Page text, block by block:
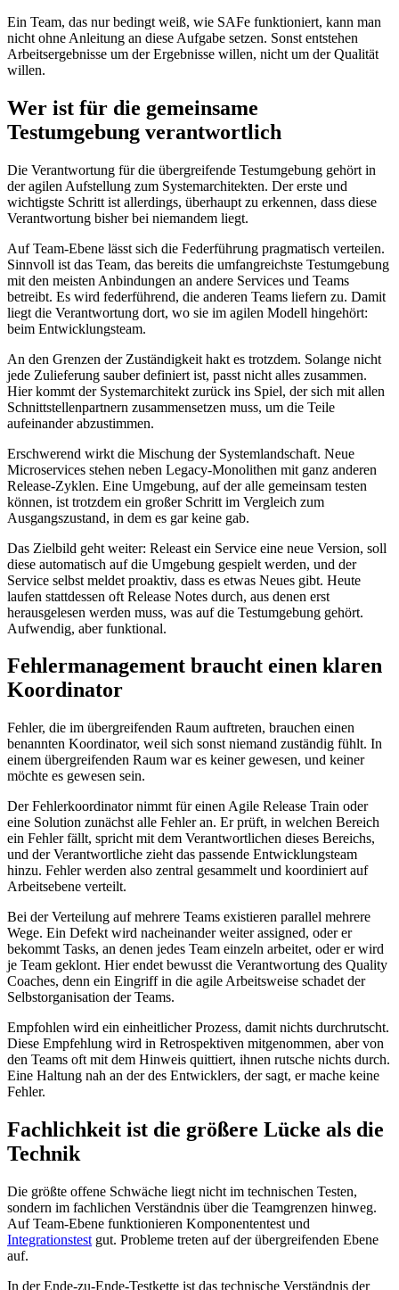
Ein Team, das nur bedingt weiß, wie SAFe funktioniert, kann man
nicht ohne Anleitung an diese Aufgabe setzen. Sonst entstehen
Arbeitsergebnisse um der Ergebnisse willen, nicht um der Qualität
willen.
Wer ist für die gemeinsame
Testumgebung verantwortlich
Die Verantwortung für die übergreifende Testumgebung gehört in
der agilen Aufstellung zum Systemarchitekten. Der erste und
wichtigste Schritt ist allerdings, überhaupt zu erkennen, dass diese
Verantwortung bisher bei niemandem liegt.
Auf Team-Ebene lässt sich die Federführung pragmatisch verteilen.
Sinnvoll ist das Team, das bereits die umfangreichste Testumgebung
mit den meisten Anbindungen an andere Services und Teams
betreibt. Es wird federführend, die anderen Teams liefern zu. Damit
liegt die Verantwortung dort, wo sie im agilen Modell hingehört:
beim Entwicklungsteam.
An den Grenzen der Zuständigkeit hakt es trotzdem. Solange nicht
jede Zulieferung sauber definiert ist, passt nicht alles zusammen.
Hier kommt der Systemarchitekt zurück ins Spiel, der sich mit allen
Schnittstellenpartnern zusammensetzen muss, um die Teile
aufeinander abzustimmen.
Erschwerend wirkt die Mischung der Systemlandschaft. Neue
Microservices stehen neben Legacy-Monolithen mit ganz anderen
Release-Zyklen. Eine Umgebung, auf der alle gemeinsam testen
können, ist trotzdem ein großer Schritt im Vergleich zum
Ausgangszustand, in dem es gar keine gab.
Das Zielbild geht weiter: Releast ein Service eine neue Version, soll
diese automatisch auf die Umgebung gespielt werden, und der
Service selbst meldet proaktiv, dass es etwas Neues gibt. Heute
laufen stattdessen oft Release Notes durch, aus denen erst
herausgelesen werden muss, was auf die Testumgebung gehört.
Aufwendig, aber funktional.
Fehlermanagement braucht einen klaren
Koordinator
Fehler, die im übergreifenden Raum auftreten, brauchen einen
benannten Koordinator, weil sich sonst niemand zuständig fühlt. In
einem übergreifenden Raum war es keiner gewesen, und keiner
möchte es gewesen sein.
Der Fehlerkoordinator nimmt für einen Agile Release Train oder
eine Solution zunächst alle Fehler an. Er prüft, in welchen Bereich
ein Fehler fällt, spricht mit dem Verantwortlichen dieses Bereichs,
und der Verantwortliche zieht das passende Entwicklungsteam
hinzu. Fehler werden also zentral gesammelt und koordiniert auf
Arbeitsebene verteilt.
Bei der Verteilung auf mehrere Teams existieren parallel mehrere
Wege. Ein Defekt wird nacheinander weiter assigned, oder er
bekommt Tasks, an denen jedes Team einzeln arbeitet, oder er wird
je Team geklont. Hier endet bewusst die Verantwortung des Quality
Coaches, denn ein Eingriff in die agile Arbeitsweise schadet der
Selbstorganisation der Teams.
Empfohlen wird ein einheitlicher Prozess, damit nichts durchrutscht.
Diese Empfehlung wird in Retrospektiven mitgenommen, aber von
den Teams oft mit dem Hinweis quittiert, ihnen rutsche nichts durch.
Eine Haltung nah an der des Entwicklers, der sagt, er mache keine
Fehler.
Fachlichkeit ist die größere Lücke als die
Technik
Die größte offene Schwäche liegt nicht im technischen Testen,
sondern im fachlichen Verständnis über die Teamgrenzen hinweg.
Auf Team-Ebene funktionieren Komponententest und
Integrationstest gut. Probleme treten auf der übergreifenden Ebene
auf.
In der Ende-zu-Ende-Testkette ist das technische Verständnis der